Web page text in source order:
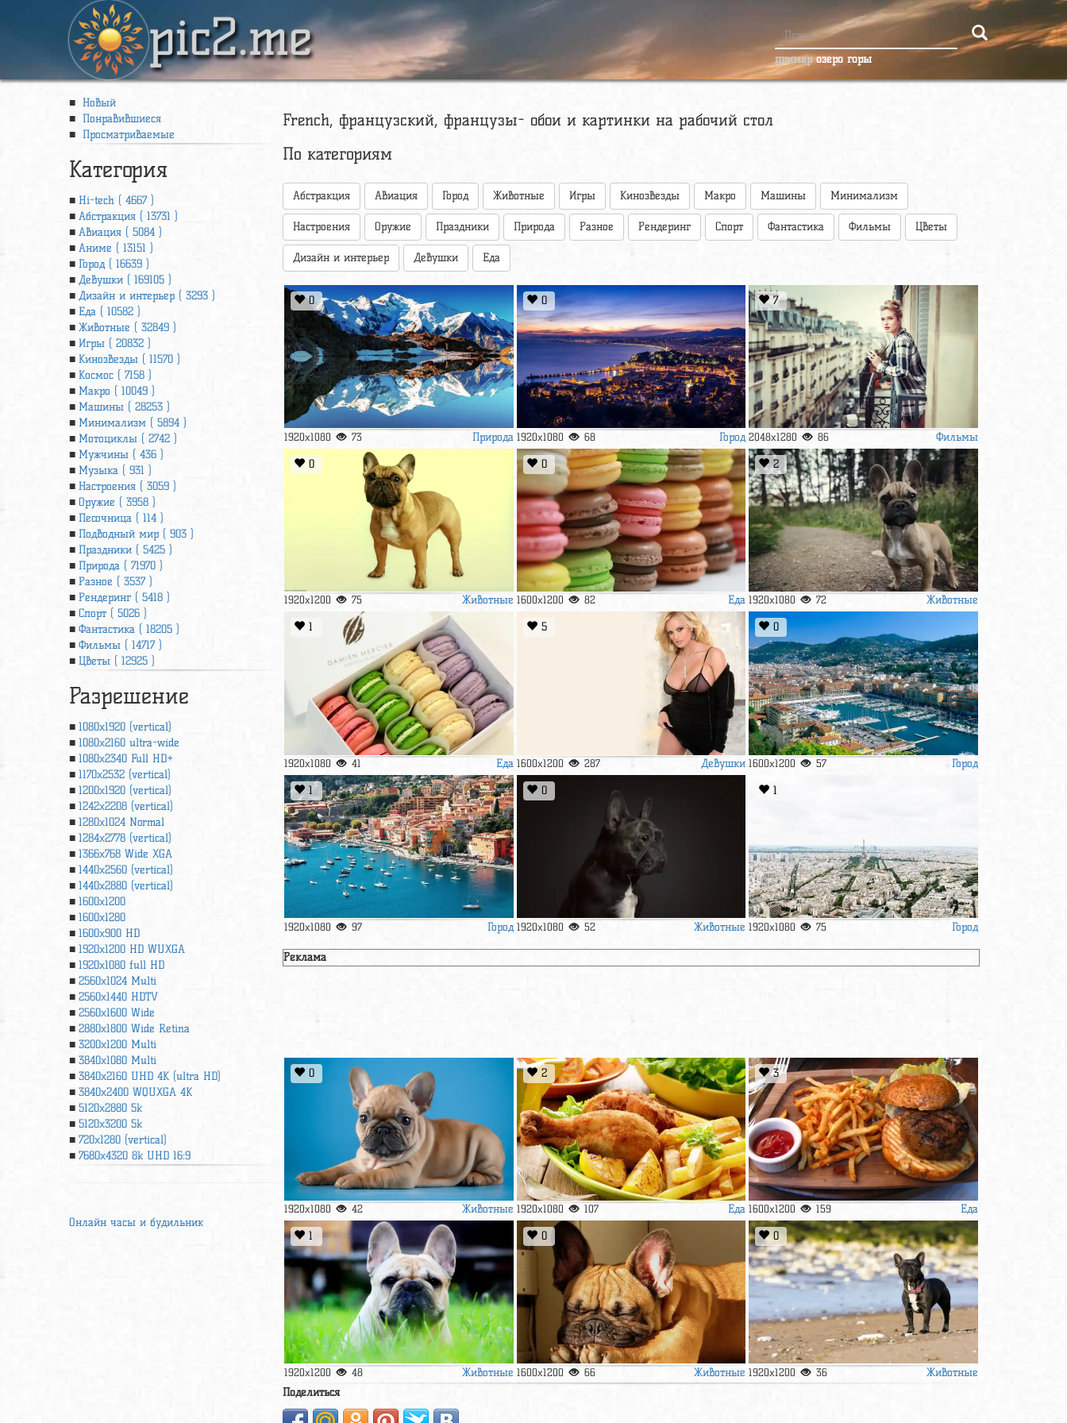
pic2.me примерозеро горы
Новый
Понравившиеся
Просматриваемые
Категория
Hi-tech ( 4667 )
Абстракция ( 13731 )
Авиация ( 5084 )
Аниме ( 13151 )
Город ( 16639 )
Девушки ( 169105 )
Дизайн и интерьер ( 3293 )
Еда ( 10582 )
Животные ( 32849 )
Игры ( 20832 )
Кинозвезды ( 11570 )
Космос ( 7158 )
Макро ( 10049 )
Машины ( 28253 )
Минимализм ( 5894 )
Мотоциклы ( 2742 )
Мужчины ( 436 )
Музыка ( 931 )
Настроения ( 3059 )
Оружие ( 3958 )
Песочница ( 114 )
Подводный мир ( 903 )
Праздники ( 5425 )
Природа ( 71970 )
Разное ( 3537 )
Рендеринг ( 5418 )
Спорт ( 5026 )
Фантастика ( 18205 )
Фильмы ( 14717 )
Цветы ( 12925 )
Разрешение
1080x1920 (vertical)
1080x2160 ultra-wide
1080x2340 Full HD+
1170x2532 (vertical)
1200x1920 (vertical)
1242x2208 (vertical)
1280x1024 Normal
1284x2778 (vertical)
1366х768 Wide XGA
1440x2560 (vertical)
1440x2880 (vertical)
1600x1200
1600x1280
1600x900 HD
1920x1200 HD WUXGA
1920х1080 full HD
2560x1024 Multi
2560x1440 HDTV
2560x1600 Wide
2880x1800 Wide Retina
3200x1200 Multi
3840x1080 Multi
3840x2160 UHD 4К (ultra HD)
3840x2400 WQUXGA 4K
5120x2880 5k
5120x3200 5k
720x1280 (vertical)
7680x4320 8k UHD 16:9
Онлайн часы и будильник
French, французский, французы- обои и картинки на рабочий стол
По категориям
Абстракция Авиация Город Животные Игры Кинозвезды Макро Машины Минимализм
Настроения Оружие Праздники Природа Разное Рендеринг Спорт Фантастика Фильмы Цветы
Дизайн и интерьер Девушки Еда
0
1920x1080 73 Природа
0
1920x1080 68 Город
7
2048x1280 86
Фильмы
0
1920x1200 75 Животные
0
1600x1200 82 Еда
2
1920x1080 72
Животные
1
1920x1080 41 Еда
5
1600x1200 287 Девушки
0
1600x1200 57
Город
1
1920x1080 97 Город
0
1920x1080 52 Животные
1
1920x1080 75 Город
Реклама
0
1920x1080 42 Животные
2
1920x1080 107 Еда
3
1600x1200 159
Еда
1
1920x1200 48 Животные
0
1600x1200 66 Животные
0
1920x1200 36
Животные
Поделиться